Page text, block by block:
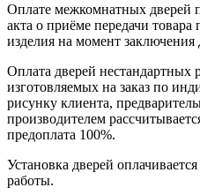
Оплате межкомнатных дверей
акта о приёме передачи
изделия на момент заключения
Оплата дверей нестандартных
изготовляемых на заказ по
рисунку клиента,
производителем
предоплата 100%.
Установка дверей
работы.